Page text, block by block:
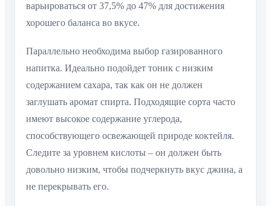
варьироваться от 37,5% до 47% для достижения
хорошего баланса во вкусе.
Параллельно необходима выбор газированного
напитка. Идеально подойдет тоник с низким
содержанием сахара, так как он не должен
заглушать аромат спирта. Подходящие сорта часто
имеют высокое содержание углерода,
способствующего освежающей природе коктейля.
Следите за уровнем кислоты – он должен быть
довольно низким, чтобы подчеркнуть вкус джина, а
не перекрывать его.